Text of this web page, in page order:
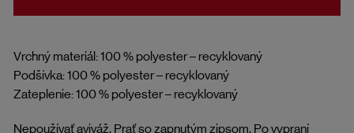
Vrchný materiál: 100 % polyester – recyklovaný
Podšívka: 100 % polyester – recyklovaný
Zateplenie: 100 % polyester – recyklovaný
Nepoužívať aviváž. Prať so zapnutým zipsom. Po vypraní